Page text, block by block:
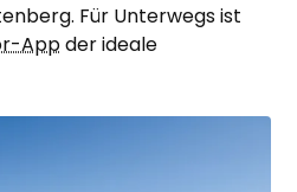
Für Unterwegs ist
Appder ideale